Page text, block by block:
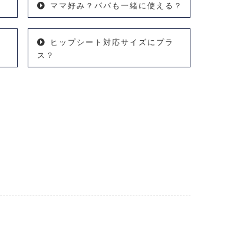
ママ好み？パパも一緒に使える？
ヒップシート対応サイズにプラ
ス？